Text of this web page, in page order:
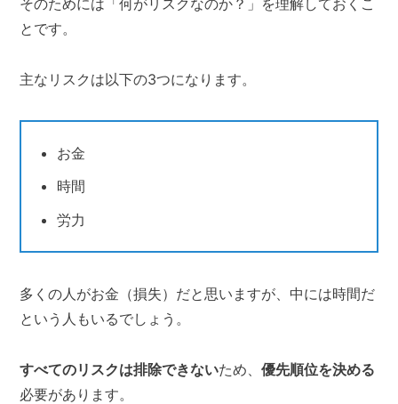
そのためには「何がリスクなのか？」を理解しておくこ
とです。
主なリスクは以下の3つになります。
お金
時間
労力
多くの人がお金（損失）だと思いますが、中には時間だ
という人もいるでしょう。
すべてのリスクは排除できないため、優先順位を決める
必要があります。